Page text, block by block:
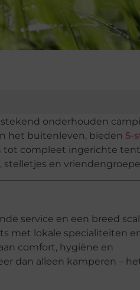
onderhouden
het buitenleven, bieden 5-
tot compleet ingerichte
en
service en een breed
met lokale specialiteiten
comfort, hygiëne en
dan alleen kamperen –